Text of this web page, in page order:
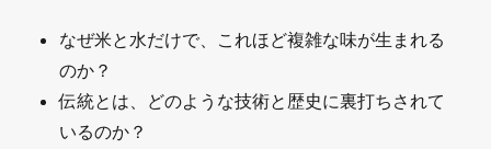
なぜ米と水だけで、これほど複雑な味が生まれる
のか？
伝統とは、どのような技術と歴史に裏打ちされて
いるのか？